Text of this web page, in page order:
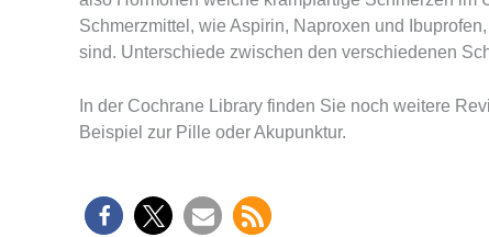
Schmerzmittel, wie Aspirin, Naproxen und
sind. Unterschiede zwischen den verschiedenen
In der Cochrane Library finden Sie noch weitere
Beispiel zur Pille oder Akupunktur.